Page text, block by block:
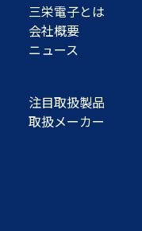
三栄電子とは
会社概要
ニュース
注目取扱製品
取扱メーカー